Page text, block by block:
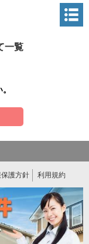
一覧
護方針 利用規約